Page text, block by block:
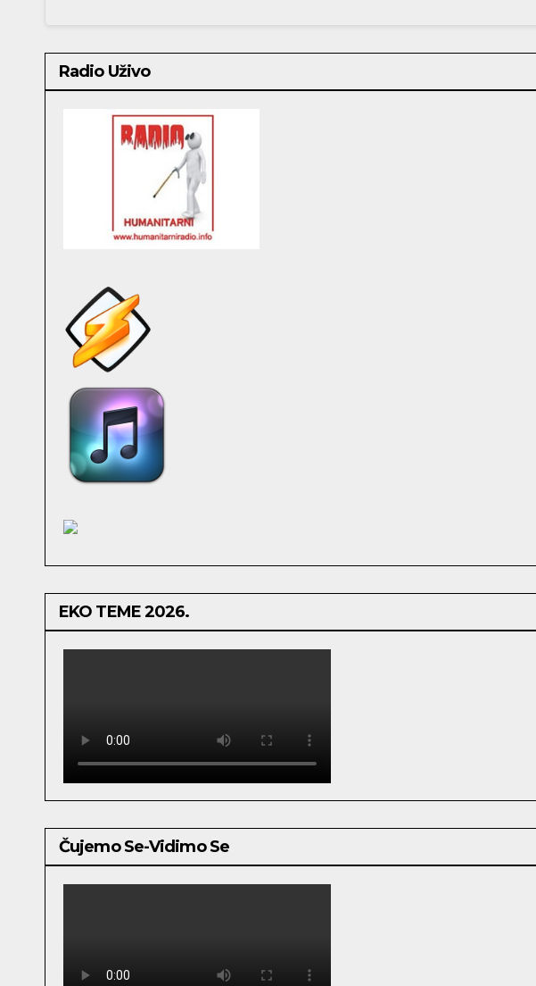
Radio Uživo
EKO TEME 2026.
Čujemo Se-Vidimo Se